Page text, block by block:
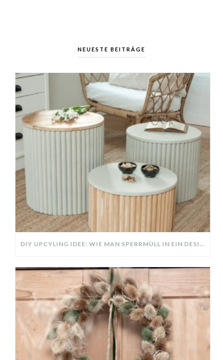
NEUESTE BEITRÄGE
DIY UPCYLING IDEE: WIE MAN SPERRMÜLL IN EIN DESIGNER TEIL VERWANDELT